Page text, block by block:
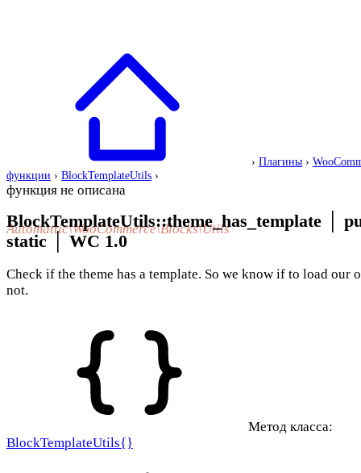
› Плагины ›
функции › BlockTemplateUtils ›
функция не описана
Automattic\WooCommerce\Blocks\Utils
BlockTemplateUtils::theme_has_template
static
WC 1.0
Check if the theme has a template. So we know if to load our
not.
Метод класса:
BlockTemplateUtils{}